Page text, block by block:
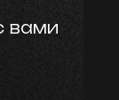
вами